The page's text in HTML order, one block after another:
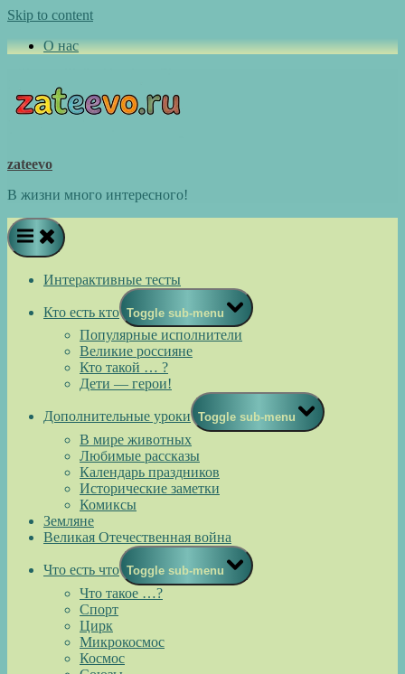
Skip to content
О нас
zateevo
В жизни много интересного!
Интерактивные тесты
Кто есть кто Toggle sub-menu
Популярные исполнители
Великие россияне
Кто такой … ?
Дети — герои!
Дополнительные уроки Toggle sub-menu
В мире животных
Любимые рассказы
Календарь праздников
Исторические заметки
Комиксы
Земляне
Великая Отечественная война
Что есть что Toggle sub-menu
Что такое …?
Спорт
Цирк
Микрокосмос
Космос